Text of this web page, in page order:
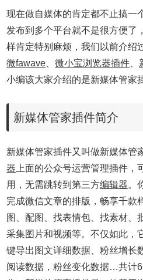
现在做自媒体的肯定都不止搞一
发布到多个平台就不是很方便了
样肯定特别麻烦，我们以前介绍
微fawave 、微小宝浏览器插件
小编该大家介绍的是新媒体管家
新媒体管家插件简介
新媒体管家插件又叫做新媒体管
器 上面的公众号运营管理插件
用，无需跳转到第三方编辑器。
完成微信文章的排版，畅享千款
图、配图、找表情包、找素材、
采集图片和视频等。不仅如此，
键导出图文详细数据、粉丝增长
阅读数据，粉丝变化数据…共计